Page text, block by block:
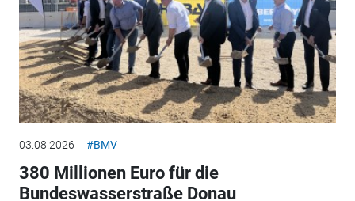
03.08.2026 #BMV
380 Millionen Euro für die
Bundeswasserstraße Donau